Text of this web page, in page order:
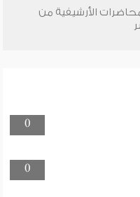
الأرشيفية من
0
0